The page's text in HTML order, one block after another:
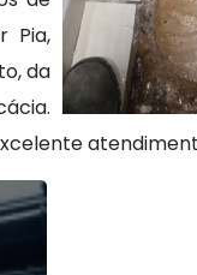
Pia,
da